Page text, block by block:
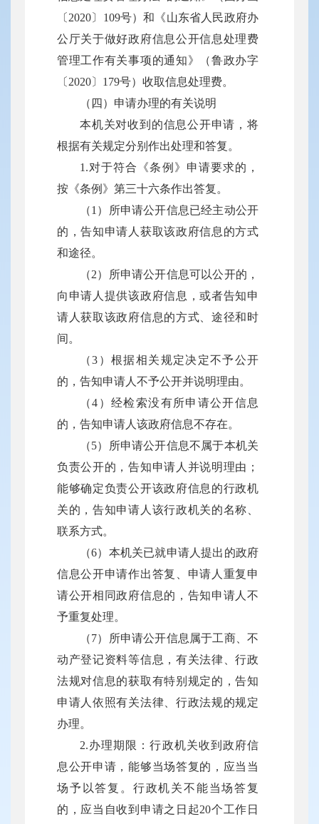
〔2020〕109号）和《山东省人民政府办
公厅关于做好政府信息公开信息处理费
管理工作有关事项的通知》（鲁政办字
〔2020〕179号）收取信息处理费。
（四）申请办理的有关说明
本机关对收到的信息公开申请，将
根据有关规定分别作出处理和答复。
1.对于符合《条例》申请要求的，
按《条例》第三十六条作出答复。
（1）所申请公开信息已经主动公开
的，告知申请人获取该政府信息的方式
和途径。
（2）所申请公开信息可以公开的，
向申请人提供该政府信息，或者告知申
请人获取该政府信息的方式、途径和时
间。
（3）根据相关规定决定不予公开
的，告知申请人不予公开并说明理由。
（4）经检索没有所申请公开信息
的，告知申请人该政府信息不存在。
（5）所申请公开信息不属于本机关
负责公开的，告知申请人并说明理由；
能够确定负责公开该政府信息的行政机
关的，告知申请人该行政机关的名称、
联系方式。
（6）本机关已就申请人提出的政府
信息公开申请作出答复、申请人重复申
请公开相同政府信息的，告知申请人不
予重复处理。
（7）所申请公开信息属于工商、不
动产登记资料等信息，有关法律、行政
法规对信息的获取有特别规定的，告知
申请人依照有关法律、行政法规的规定
办理。
2.办理期限：行政机关收到政府信
息公开申请，能够当场答复的，应当当
场予以答复。行政机关不能当场答复
的，应当自收到申请之日起20个工作日